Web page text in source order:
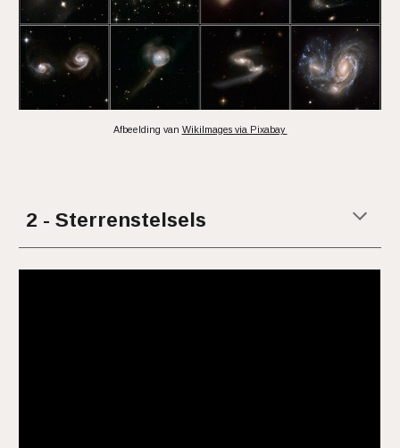
Afbeelding van WikiImages via Pixabay
2 - Sterrenstelsels